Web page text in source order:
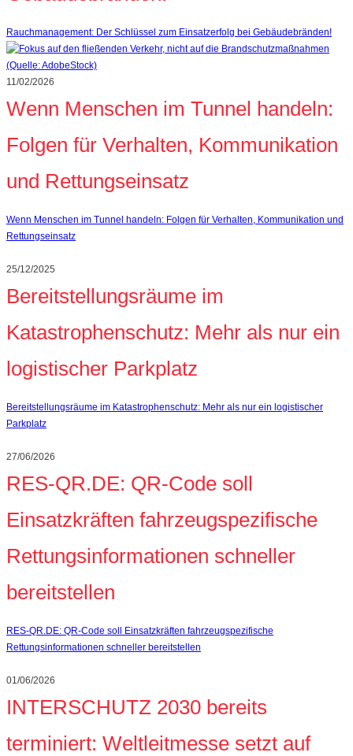
Rauchmanagement: Der Schlüssel zum Einsatzerfolg bei Gebäudebränden!
11/02/2026
Wenn Menschen im Tunnel handeln:
Folgen für Verhalten, Kommunikation
und Rettungseinsatz
Wenn Menschen im Tunnel handeln: Folgen für Verhalten, Kommunikation und
Rettungseinsatz
25/12/2025
Bereitstellungsräume im
Katastrophenschutz: Mehr als nur ein
logistischer Parkplatz
Bereitstellungsräume im Katastrophenschutz: Mehr als nur ein logistischer
Parkplatz
27/06/2026
RES-QR.DE: QR-Code soll
Einsatzkräften fahrzeugspezifische
Rettungsinformationen schneller
bereitstellen
RES-QR.DE: QR-Code soll Einsatzkräften fahrzeugspezifische
Rettungsinformationen schneller bereitstellen
01/06/2026
INTERSCHUTZ 2030 bereits
terminiert: Weltleitmesse setzt auf